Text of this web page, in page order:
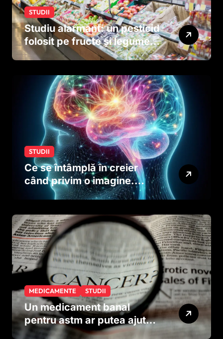
STUDII
Studiu alarmant: un pesticid
folosit pe fructe și legume
ar putea afecta dezvoltarea
dinainte de naștere
STUDII
Ce se întâmplă în creier
când privim o imagine.
Studiul care explică rolul
MEDICAMENTE STUDII
Un medicament banal
pentru astm ar putea ajuta
în lupta împotriva